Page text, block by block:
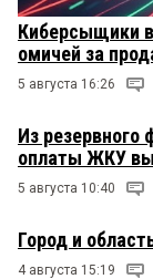
Киберсыщики
омичей за
5 августа 16:26
Из резервного
оплаты ЖКУ
5 августа 10:40
Город и
4 августа 15:19